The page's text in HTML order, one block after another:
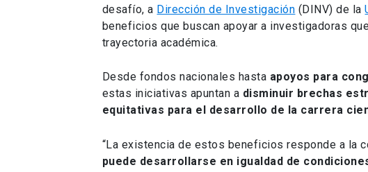
desafío, a Dirección de Investigación (DINV) de la
beneficios que buscan apoyar a investigadoras
trayectoria académica.
Desde fondos nacionales hasta apoyos para
estas iniciativas apuntan a disminuir brechas
equitativas para el desarrollo de la carrera
“La existencia de estos beneficios responde a la
puede desarrollarse en igualdad de